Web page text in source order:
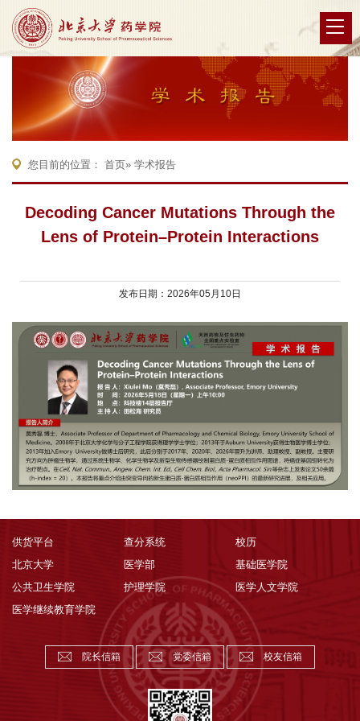
您目前的位置： 首页» 学术报告
Decoding Cancer Mutations Through the
Lens of Protein–Protein Interactions
发布日期：2026年05月10日
供货平台 查分系统
校历
北京大学
医学部
基础医学院
公共卫生学院
护理学院
医学人文学院
医学继续教育学院
院长信箱 党委信箱 校友信箱